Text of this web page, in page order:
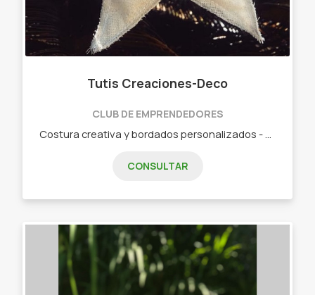
Tutis Creaciones-Deco
CLUB DE EMPRENDEDORES
CONSULTAR